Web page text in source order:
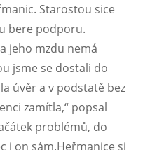
Starostou sice
bere podporu.
jeho mzdu nemá
jsme se dostali do
úvěr a v podstatě bez
zamítla,“ popsal
problémů, do
i on sám.Heřmanice si